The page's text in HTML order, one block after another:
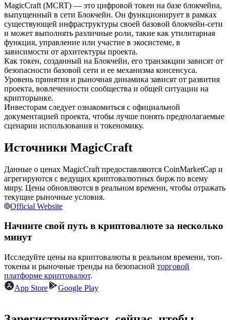
USDC фьючерсы
Фьючерсы с использованием USDC в качестве
обеспечения
Копирование торговли
Присоединяйтесь к лучшим трейдерам
Станьте копи-трейдером
MagicCraft (MCRT) — это цифровой токен на базе блокчейна,
выпущенный в сети Блокчейн. Он функционирует в рамках
существующей инфраструктуры своей базовой блокчейн-сети
и может выполнять различные роли, такие как утилитарная
функция, управление или участие в экосистеме, в
зависимости от архитектуры проекта.
Как токен, созданный на Блокчейн, его транзакции зависят от
безопасности базовой сети и ее механизма консенсуса.
Уровень принятия и рыночная динамика зависят от развития
проекта, вовлеченности сообщества и общей ситуации на
крипторынке.
Инвесторам следует ознакомиться с официальной
документацией проекта, чтобы лучше понять предполагаемые
сценарии использования и токеномику.
Источники MagicCraft
Данные о ценах MagicCraft предоставляются CoinMarketCap и
агрегируются с ведущих криптовалютных бирж по всему
миру. Цены обновляются в реальном времени, чтобы отражать
текущие рыночные условия.
Official Website
Начните свой путь в криптовалюте за несколько
минут
Исследуйте цены на криптовалюты в реальном времени, топ-
токены и рыночные тренды на безопасной торговой
платформе криптовалют.
App Store
Google Play